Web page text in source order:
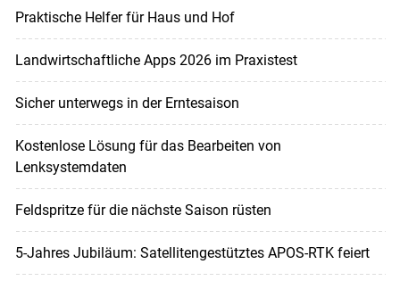
Praktische Helfer für Haus und Hof
Landwirtschaftliche Apps 2026 im Praxistest
Sicher unterwegs in der Erntesaison
Kostenlose Lösung für das Bearbeiten von
Lenksystemdaten
Feldspritze für die nächste Saison rüsten
5-Jahres Jubiläum: Satellitengestütztes APOS-RTK feiert